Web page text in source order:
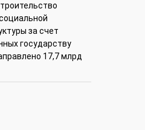
за счет
государству
17,7 млрд